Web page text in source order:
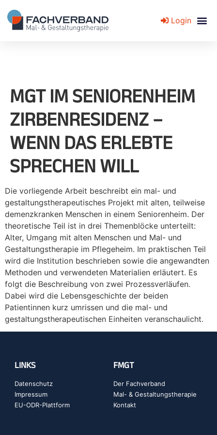
Login
MGT IM SENIORENHEIM
ZIRBENRESIDENZ –
WENN DAS ERLEBTE
SPRECHEN WILL
Die vorliegende Arbeit beschreibt ein mal- und
gestaltungstherapeutisches Projekt mit alten, teilweise
demenzkranken Menschen in einem Seniorenheim. Der
theoretische Teil ist in drei Themenblöcke unterteilt:
Alter, Umgang mit alten Menschen und Mal- und
Gestaltungstherapie im Pflegeheim. Im praktischen Teil
wird die Institution beschrieben sowie die angewandten
Methoden und verwendeten Materialien erläutert. Es
folgt die Beschreibung von zwei Prozessverläufen.
Dabei wird die Lebensgeschichte der beiden
Patientinnen kurz umrissen und die mal- und
gestaltungstherapeutischen Einheiten veranschaulicht.
LINKS
Datenschutz
Impressum
EU-ODR-Plattform
FMGT
Der Fachverband
Mal- & Gestaltungstherapie
Kontakt